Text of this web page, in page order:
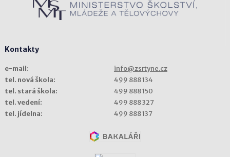
Kontakty
e-mail:
info@zsrtyne.cz
tel. nová škola:
499 888 134
tel. stará škola:
499 888 150
tel. vedení:
499 888 327
tel. jídelna:
499 888 137